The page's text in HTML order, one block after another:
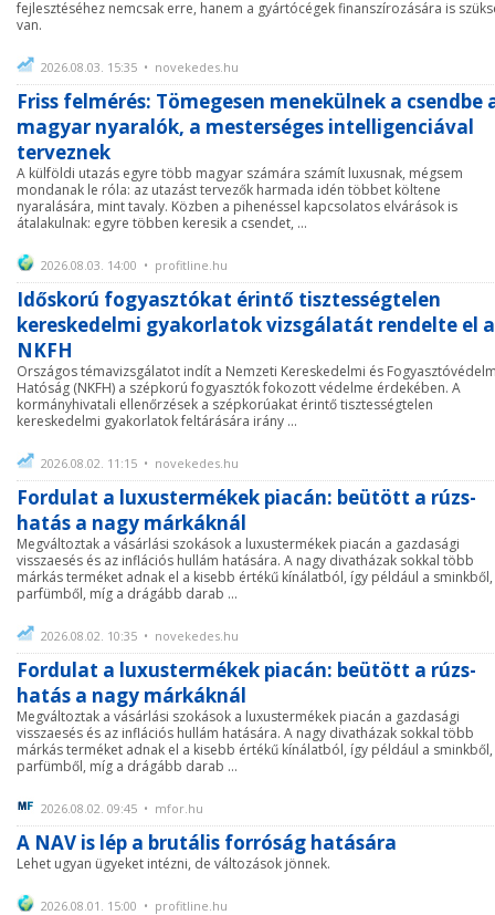
fejlesztéséhez nemcsak erre, hanem a gyártócégek finanszírozására is
van.
2026.08.03. 15:35 • novekedes.hu
Friss felmérés: Tömegesen menekülnek a csendbe
magyar nyaralók, a mesterséges intelligenciával
terveznek
A külföldi utazás egyre több magyar számára számít luxusnak, mégsem
mondanak le róla: az utazást tervezők harmada idén többet költene
nyaralására, mint tavaly. Közben a pihenéssel kapcsolatos elvárások is
átalakulnak: egyre többen keresik a csendet, ...
2026.08.03. 14:00 • profitline.hu
Időskorú fogyasztókat érintő tisztességtelen
kereskedelmi gyakorlatok vizsgálatát rendelte el
NKFH
Országos témavizsgálatot indít a Nemzeti Kereskedelmi és
Hatóság (NKFH) a szépkorú fogyasztók fokozott védelme érdekében. A
kormányhivatali ellenőrzések a szépkorúakat érintő tisztességtelen
kereskedelmi gyakorlatok feltárására irány ...
2026.08.02. 11:15 • novekedes.hu
Fordulat a luxustermékek piacán: beütött a rúzs-
hatás a nagy márkáknál
Megváltoztak a vásárlási szokások a luxustermékek piacán a gazdasági
visszaesés és az inflációs hullám hatására. A nagy divatházak sokkal több
márkás terméket adnak el a kisebb értékű kínálatból, így például a sminkből,
parfümből, míg a drágább darab ...
2026.08.02. 10:35 • novekedes.hu
Fordulat a luxustermékek piacán: beütött a rúzs-
hatás a nagy márkáknál
Megváltoztak a vásárlási szokások a luxustermékek piacán a gazdasági
visszaesés és az inflációs hullám hatására. A nagy divatházak sokkal több
márkás terméket adnak el a kisebb értékű kínálatból, így például a sminkből,
parfümből, míg a drágább darab ...
2026.08.02. 09:45 • mfor.hu
A NAV is lép a brutális forróság hatására
Lehet ugyan ügyeket intézni, de változások jönnek.
2026.08.01. 15:00 • profitline.hu